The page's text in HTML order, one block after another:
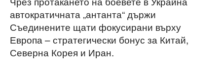
автократичната „антанта“ държи
Съединените щати фокусирани върху
Европа – стратегически бонус за Китай,
Северна Корея и Иран.